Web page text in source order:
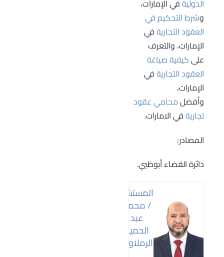
الباهظة للدعاوى
القضائية.
الدوليةفي الإمارات،
وشرط التحكيم في
العقود التجاريةفي
الإمارات، والتعرف
علىكيفية صياغة
العقود التجاريةفي
الإمارات،
وأفضلمحامي عقود
تجاريةفي الامارات.
المصادر:
دائرة القضاء أبوظبي.
المستشار
/ محمد
عبد
الحميد
الرملاوي